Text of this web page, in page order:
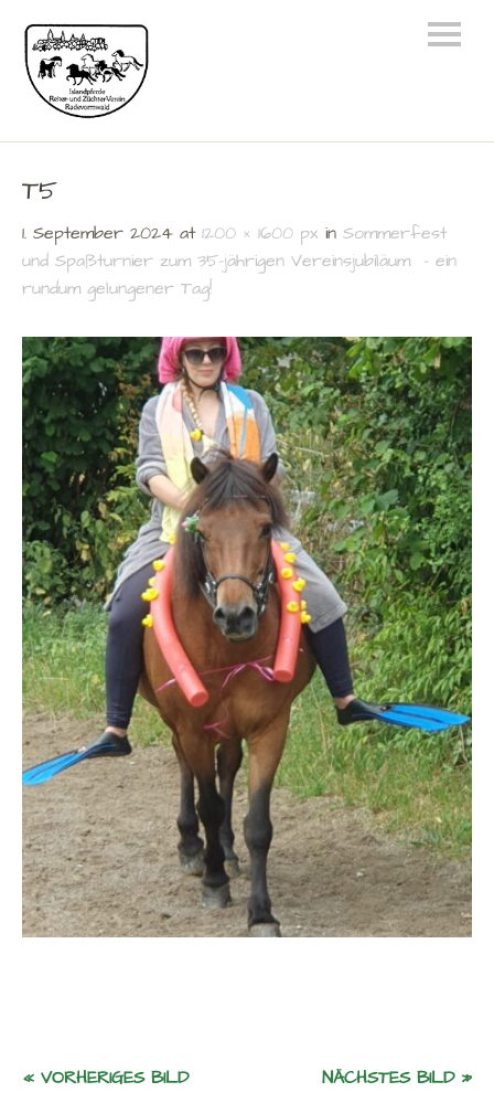
T5
1. September 2024 at 1200 × 1600 px in Sommerfest
und Spaßturnier zum 35-jährigen Vereinsjubiläum – ein
rundum gelungener Tag!
« VORHERIGES BILD NÄCHSTES BILD »